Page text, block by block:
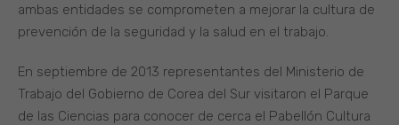
ambas entidades se comprometen a mejorar la cultura de
prevención de la seguridad y la salud en el trabajo.
En septiembre de 2013 representantes del Ministerio de
Trabajo del Gobierno de Corea del Sur visitaron el Parque
de las Ciencias para conocer de cerca el Pabellón Cultura